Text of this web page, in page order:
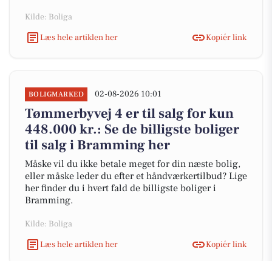
Kilde: Boliga
Læs hele artiklen her
Kopiér link
BOLIGMARKED 02-08-2026 10:01
Tømmerbyvej 4 er til salg for kun
448.000 kr.: Se de billigste boliger
til salg i Bramming her
Måske vil du ikke betale meget for din næste bolig,
eller måske leder du efter et håndværkertilbud? Lige
her finder du i hvert fald de billigste boliger i
Bramming.
Kilde: Boliga
Læs hele artiklen her
Kopiér link